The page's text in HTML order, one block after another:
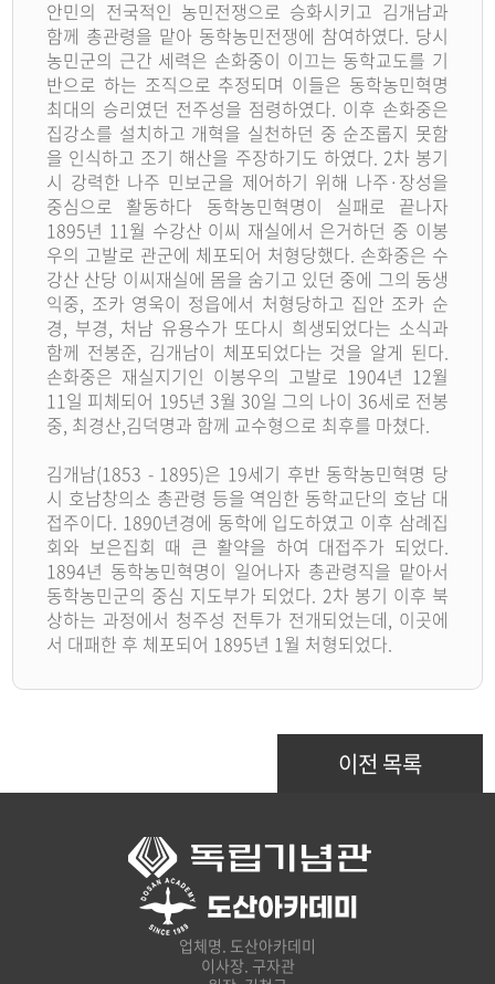
안민의 전국적인 농민전쟁으로 승화시키고 김개남과
함께 총관령을 맡아 동학농민전쟁에 참여하였다. 당시
농민군의 근간 세력은 손화중이 이끄는 동학교도를 기
반으로 하는 조직으로 추정되며 이들은 동학농민혁명
최대의 승리였던 전주성을 점령하였다. 이후 손화중은
집강소를 설치하고 개혁을 실천하던 중 순조롭지 못함
을 인식하고 조기 해산을 주장하기도 하였다. 2차 봉기
시 강력한 나주 민보군을 제어하기 위해 나주·장성을
중심으로 활동하다 동학농민혁명이 실패로 끝나자
1895년 11월 수강산 이씨 재실에서 은거하던 중 이봉
우의 고발로 관군에 체포되어 처형당했다. 손화중은 수
강산 산당 이씨재실에 몸을 숨기고 있던 중에 그의 동생
익중, 조카 영욱이 정읍에서 처형당하고 집안 조카 순
경, 부경, 처남 유용수가 또다시 희생되었다는 소식과
함께 전봉준, 김개남이 체포되었다는 것을 알게 된다.
손화중은 재실지기인 이봉우의 고발로 1904년 12월
11일 피체되어 195년 3월 30일 그의 나이 36세로 전봉
중, 최경산,김덕명과 함께 교수형으로 최후를 마쳤다.
김개남(1853 - 1895)은 19세기 후반 동학농민혁명 당
시 호남창의소 총관령 등을 역임한 동학교단의 호남 대
접주이다. 1890년경에 동학에 입도하였고 이후 삼례집
회와 보은집회 때 큰 활약을 하여 대접주가 되었다.
1894년 동학농민혁명이 일어나자 총관령직을 맡아서
동학농민군의 중심 지도부가 되었다. 2차 봉기 이후 북
상하는 과정에서 청주성 전투가 전개되었는데, 이곳에
서 대패한 후 체포되어 1895년 1월 처형되었다.
이전 목록
업체명. 도산아카데미
이사장. 구자관